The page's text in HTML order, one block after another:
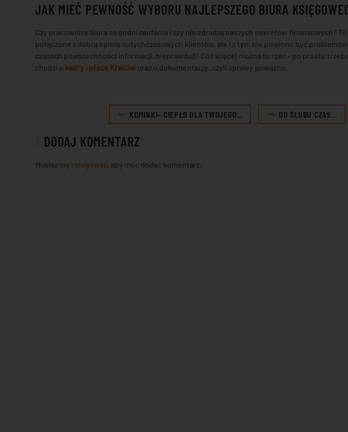
JAK MIEĆ PEWNOŚĆ WYBORU NAJLEPSZEGO BIURA
Czy pracownicy biura są godni zaufania i czy nie zdradzą naszych sekretów finansowych?
połączone z dobrą opinią dotychczasowych klientów, ale i z tym nie powinno być
czasach powszechności informacji, nieprawdaż? Cóż więcej można tu rzec – po prostu
chodzi o kadry i płace Kraków oraz o dokumentację, czyli sprawy poważne.
KOMINKI- CIEPŁO DLA TWOJEGO… DO ŚLUBU CZAS…
DODAJ KOMENTARZ
Musisz się zalogować, aby móc dodać komentarz.